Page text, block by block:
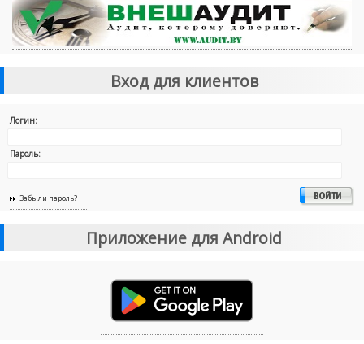
Вход для клиентов
Логин:
Пароль:
Забыли пароль?
Приложение для Android